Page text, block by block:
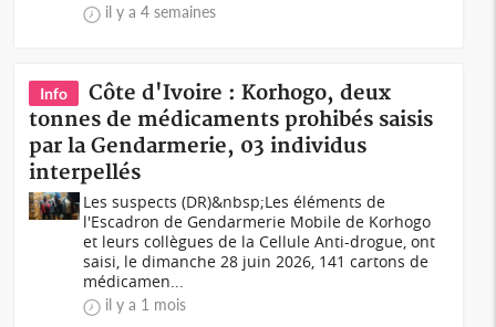
il y a 4 semaines
Info
Côte d'Ivoire : Korhogo, deux
tonnes de médicaments prohibés saisis
par la Gendarmerie, 03 individus
interpellés
Les suspects (DR)&nbsp;Les éléments de
l'Escadron de Gendarmerie Mobile de Korhogo
et leurs collègues de la Cellule Anti-drogue, ont
saisi, le dimanche 28 juin 2026, 141 cartons de
médicamen...
il y a 1 mois